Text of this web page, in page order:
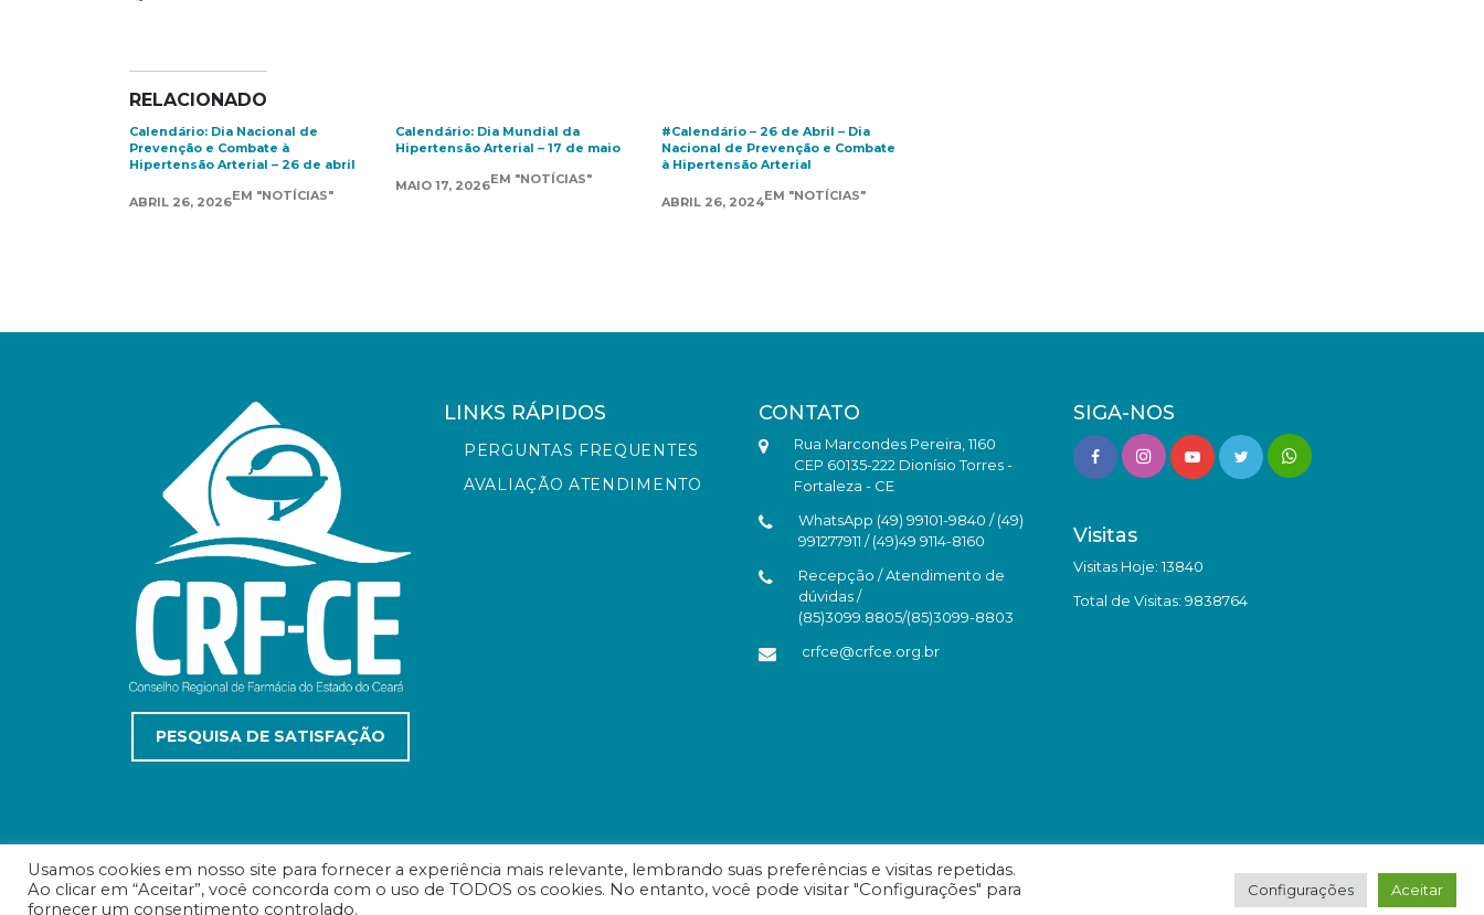
RELACIONADO
Calendário: Dia Nacional de
Prevenção e Combate à
Hipertensão Arterial – 26 de abril
ABRIL 26, 2026EM "NOTÍCIAS"
Calendário: Dia Mundial da
Hipertensão Arterial – 17 de maio
MAIO 17, 2026EM "NOTÍCIAS"
#Calendário – 26 de Abril – Dia
Nacional de Prevenção e Combate
à Hipertensão Arterial
ABRIL 26, 2024EM "NOTÍCIAS"
PESQUISA DE SATISFAÇÃO
LINKS RÁPIDOS
PERGUNTAS FREQUENTES
AVALIAÇÃO ATENDIMENTO
CONTATO
Rua Marcondes Pereira, 1160
CEP 60135-222 Dionísio Torres -
Fortaleza - CE
WhatsApp (49) 99101-9840 / (49)
991277911 / (49)49 9114-8160
Recepção / Atendimento de
dúvidas /
(85)3099.8805/(85)3099-8803
crfce@crfce.org.br
SIGA-NOS
Visitas
Visitas Hoje: 13840
Total de Visitas: 9838764
© Conselho Regional de Farmácia do Estado do Ceará - Todos os direitos reservados.
Usamos cookies em nosso site para fornecer a experiência mais relevante, lembrando suas preferências e visitas repetidas.
Ao clicar em “Aceitar”, você concorda com o uso de TODOS os cookies. No entanto, você pode visitar "Configurações" para
fornecer um consentimento controlado.
Configurações Aceitar